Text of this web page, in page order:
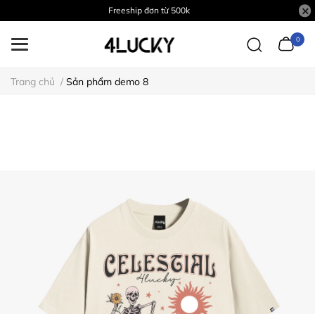
Freeship đơn từ 500k
0
Trang chủ / Sản phẩm demo 8